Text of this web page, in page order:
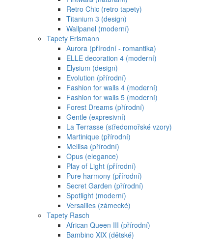
Retro Chic (retro tapety)
Titanium 3 (design)
Wallpanel (moderní)
Tapety Erismann
Aurora (přírodní - romantika)
ELLE decoration 4 (moderní)
Elysium (design)
Evolution (přírodní)
Fashion for walls 4 (moderní)
Fashion for walls 5 (moderní)
Forest Dreams (přírodní)
Gentle (expresivní)
La Terrasse (středomořské vzory)
Martinique (přírodní)
Mellisa (přírodní)
Opus (elegance)
Play of Light (přírodní)
Pure harmony (přírodní)
Secret Garden (přírodní)
Spotlight (moderní)
Versailles (zámecké)
Tapety Rasch
African Queen III (přírodní)
Bambino XIX (dětské)